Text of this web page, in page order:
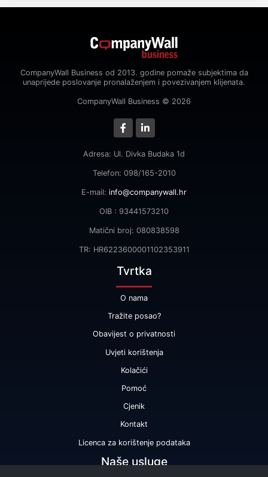
CompanyWall Business od 2013. godine pomaže subjektima da
unaprijede poslovanje pronalaženjem i povezivanjem klijenata.
CompanyWall Business © 2026
Adresa: Ul. Divka Budaka 1d
Telefon: 098/165-2010
E-mail: info@companywall.hr
OIB : 93441573210
Matični broj: 080838598
TR: HR6223600001102353911
Tvrtka
O nama
Tražite posao?
Obavijest o privatnosti
Uvjeti korištenja
Kolačići
Pomoć
Cjenik
Kontakt
Licenca za korištenje podataka
Naše usluge